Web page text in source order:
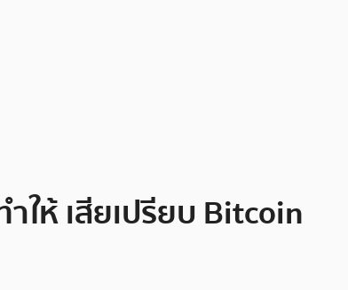
ให้ เสียเปรียบ Bitcoin